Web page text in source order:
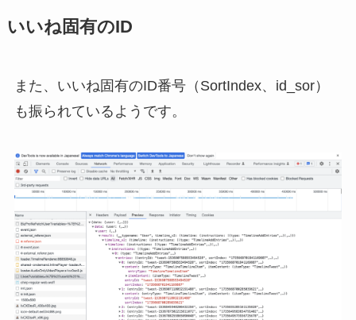
いいね固有のID
また、いいね固有のID番号（SortIndex、id_sor）
も振られているようです。